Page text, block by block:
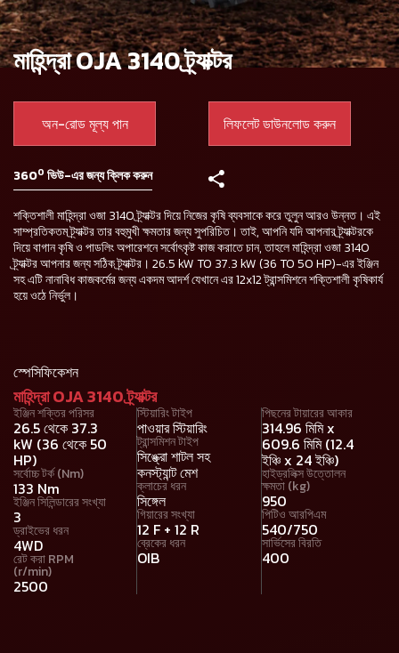
মাহিন্দ্রা OJA 3140 ট্র্যাক্টর
অন-রোড মূল্য পান লিফলেট ডাউনলোড করুন
3600 ভিউ-এর জন্য ক্লিক করুন
শক্তিশালী মাহিন্দ্রা ওজা 3140 ট্র্যাক্টর দিয়ে নিজের কৃষি ব্যবসাকে করে তুলুন আরও উন্নত। এই
সাম্প্রতিকতম ট্র্যাক্টর তার বহুমুখী ক্ষমতার জন্য সুপরিচিত। তাই, আপনি যদি আপনার ট্র্যাক্টরকে
দিয়ে বাগান কৃষি ও পাডলিং অপারেশনে সর্বোৎকৃষ্ট কাজ করাতে চান, তাহলে মাহিন্দ্রা ওজা 3140
ট্র্যাক্টর আপনার জন্য সঠিক ট্র্যাক্টর। 26.5 kW TO 37.3 kW (36 TO 50 HP)-এর ইঞ্জিন
সহ এটি নানাবিধ কাজকর্মের জন্য একদম আদর্শ যেখানে এর 12x12 ট্রান্সমিশনে শক্তিশালী কৃষিকার্য
হয়ে ওঠে নির্ভুল।
স্পেসিফিকেশন
মাহিন্দ্রা OJA 3140 ট্র্যাক্টর
ইঞ্জিন শক্তির পরিসর
26.5 থেকে 37.3
kW (36 থেকে 50
HP)
সর্বোচ্চ টর্ক (Nm)
133 Nm
ইঞ্জিন সিলিন্ডারের সংখ্যা
3
ড্রাইভের ধরন
4WD
রেট করা RPM
(r/min)
2500
স্টিয়ারিং টাইপ
পাওয়ার স্টিয়ারিং
ট্রান্সমিশন টাইপ
সিঙ্ক্রো শাটল সহ
কনস্ট্যান্ট মেশ
ক্লাচের ধরন
সিঙ্গেল
গিয়ারের সংখ্যা
12 F + 12 R
ব্রেকের ধরন
OIB
পিছনের টায়ারের আকার
314.96 মিমি x
609.6 মিমি (12.4
ইঞ্চি x 24 ইঞ্চি)
হাইড্রলিক্স উত্তোলন
ক্ষমতা (kg)
950
পিটিও আরপিএম
540/750
সার্ভিসের বিরতি
400